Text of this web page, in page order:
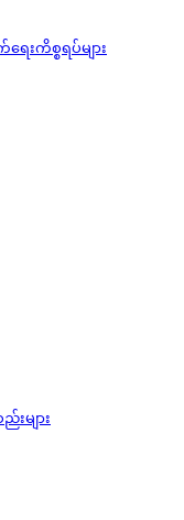
ကိစ္စရပ်များ
များ